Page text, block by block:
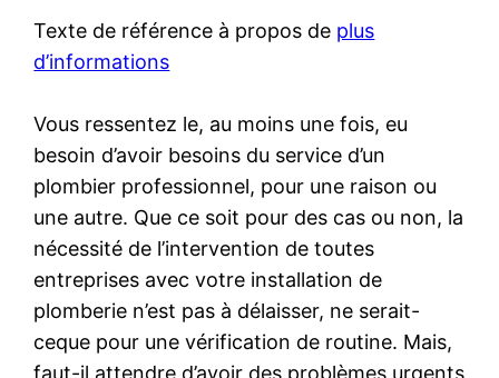
Texte de référence à propos de plus
d’informations
Vous ressentez le, au moins une fois, eu
besoin d’avoir besoins du service d’un
plombier professionnel, pour une raison ou
une autre. Que ce soit pour des cas ou non, la
nécessité de l’intervention de toutes
entreprises avec votre installation de
plomberie n’est pas à délaisser, ne serait-
ceque pour une vérification de routine. Mais,
faut-il attendre d’avoir des problèmes urgents